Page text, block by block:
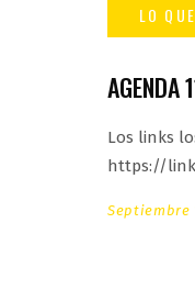
AGENDA
Los links
https://
Septiembre